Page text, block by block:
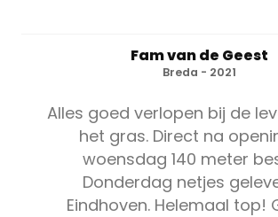
Fam van de Geest
Breda - 2021
Alles goed verlopen bij de
het gras. Direct na
woensdag 140 meter
Donderdag netjes
Eindhoven. Helemaal top!